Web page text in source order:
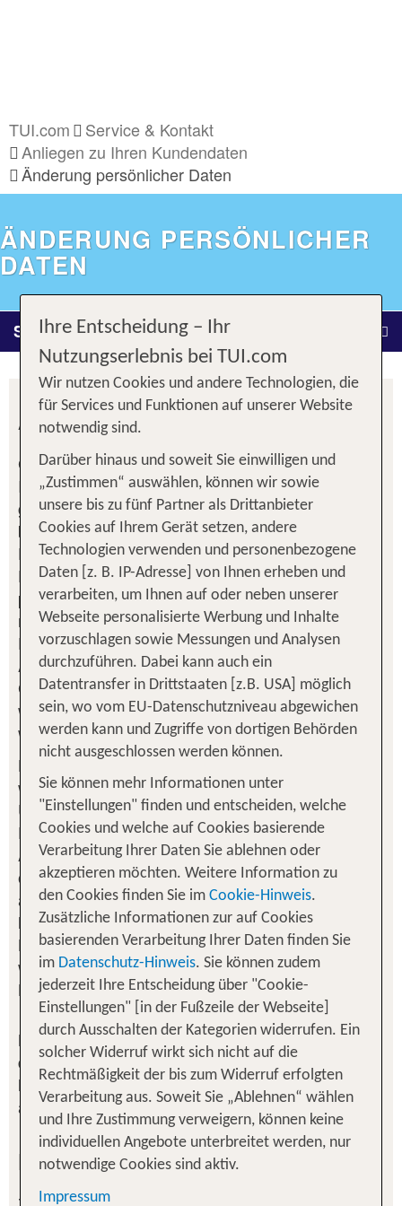
TUI.com
Service & Kontakt
Anliegen zu Ihren Kundendaten
Änderung persönlicher Daten
ÄNDERUNG PERSÖNLICHER
DATEN
Service & Kontakt
Änderung persönlicher Daten
Gerne kümmern wir uns um Ihr Anliegen rund um
Ihre persönlichen Daten. Damit wir schnell und
gezielt für Sie tätig werden können, teilen Sie uns
bitte mit Hilfe dieses Formulars mit, was die TUI
Deutschland GmbH für Sie tun darf. Denn
Datenschutz und die Richtigkeit Ihrer
personenbezogenen Daten ist uns wichtig. Wir
müssen Sie darauf hinweisen, dass wir, die TUI
Deutschland GmbH, uns ausschließlich um Ihr
Anliegen für das Unternehmen TUI Deutschland
GmbH kümmern dürfen. Sollten Sie Anliegen für
weitere Gesellschaften der TUI Group haben,
wenden Sie sich bitte direkt an diese.
Haben Sie eine aktive Buchung bei der TUI
wünschen wir Ihnen schon jetzt herrliche
Urlaubstage und bitten Sie, die Änderung Ihrer
Daten direkt Ihrer Buchungsstelle mitzuteilen.
Änderungen zu Ihren Zahlungsdaten, Bankdaten
oder Kreditkartendetails können wir Ihnen
aufgrund der besonderen Sensibilität der Daten
hier nicht anbieten. Sollten Sie für eine aktive
Buchung eine Änderung Ihrer Zahlungsdetails
wünschen, kontaktieren Sie bitte Ihre
Buchungsstelle.
Meine Daten haben sich geändert oder sind bei
der TUI Deutschland GmbH noch nicht korrekt
hinterlegt. Bitte nutzen Sie zukünftig meine
aktuellen Daten.
Meine Daten
Ihre Entscheidung – Ihr
Nutzungserlebnis bei TUI.com
Wir nutzen Cookies und andere Technologien, die
für Services und Funktionen auf unserer Website
notwendig sind.
Darüber hinaus und soweit Sie einwilligen und
„Zustimmen“ auswählen, können wir sowie
unsere bis zu fünf Partner als Drittanbieter
Cookies auf Ihrem Gerät setzen, andere
Technologien verwenden und personenbezogene
Daten [z. B. IP-Adresse] von Ihnen erheben und
verarbeiten, um Ihnen auf oder neben unserer
Webseite personalisierte Werbung und Inhalte
vorzuschlagen sowie Messungen und Analysen
durchzuführen. Dabei kann auch ein
Datentransfer in Drittstaaten [z.B. USA] möglich
sein, wo vom EU-Datenschutzniveau abgewichen
werden kann und Zugriffe von dortigen Behörden
nicht ausgeschlossen werden können.
Sie können mehr Informationen unter
"Einstellungen" finden und entscheiden, welche
Cookies und welche auf Cookies basierende
Verarbeitung Ihrer Daten Sie ablehnen oder
akzeptieren möchten. Weitere Information zu
den Cookies finden Sie im Cookie-Hinweis.
Zusätzliche Informationen zur auf Cookies
basierenden Verarbeitung Ihrer Daten finden Sie
im Datenschutz-Hinweis. Sie können zudem
jederzeit Ihre Entscheidung über "Cookie-
Einstellungen" [in der Fußzeile der Webseite]
durch Ausschalten der Kategorien widerrufen. Ein
solcher Widerruf wirkt sich nicht auf die
Rechtmäßigkeit der bis zum Widerruf erfolgten
Verarbeitung aus. Soweit Sie „Ablehnen“ wählen
und Ihre Zustimmung verweigern, können keine
individuellen Angebote unterbreitet werden, nur
notwendige Cookies sind aktiv.
Impressum